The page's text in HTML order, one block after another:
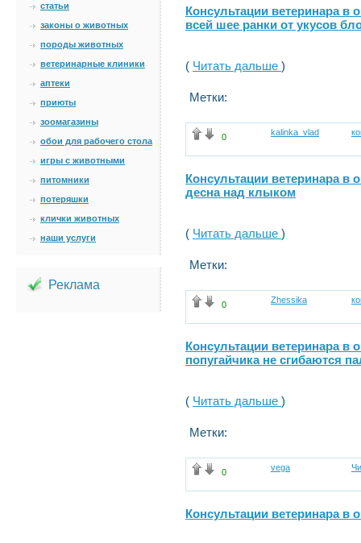
статьи
законы о животных
породы животных
ветеринарные клиники
аптеки
приюты
зоомагазины
обои для рабочего стола
игры с животными
питомники
потеряшки
клички животных
наши услуги
Реклама
Консультации ветеринара
всей шее ранки от укусов
( Читать дальше )
Метки:
0 kalinka_vlad
Консультации ветеринара
десна над клыком
( Читать дальше )
Метки:
0 Zhessika
Консультации ветеринара
попугайчика не сгибаются
( Читать дальше )
Метки:
0 vega
Консультации ветеринара